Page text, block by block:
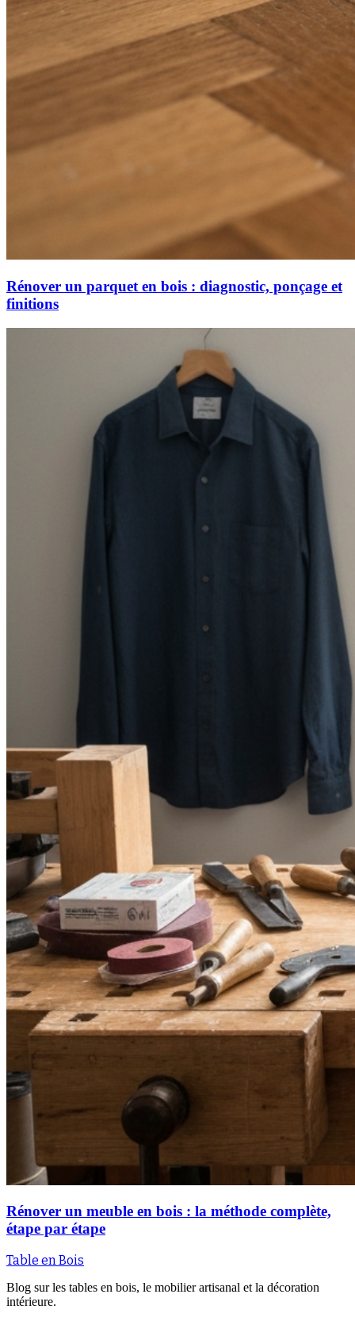
Rénover un parquet en bois : diagnostic, ponçage et
finitions
Rénover un meuble en bois : la méthode complète,
étape par étape
Table en Bois
Blog sur les tables en bois, le mobilier artisanal et la décoration
intérieure.